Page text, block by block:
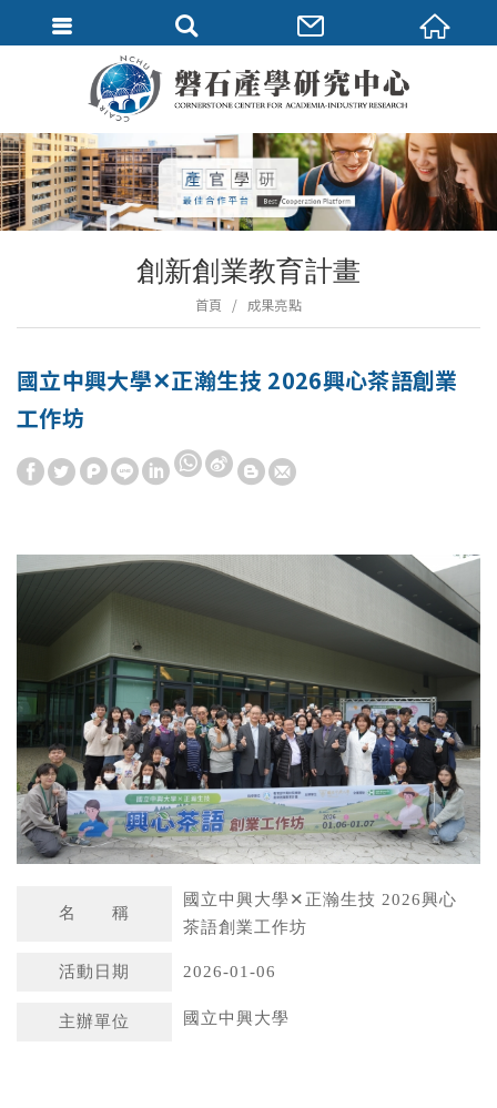
創新創業教育計畫
首頁 成果亮點
國立中興大學✕正瀚生技 2026興心茶語創業
工作坊
a
A
p
p
n
e
i
b
o
名 稱
國立中興大學✕正瀚生技 2026興心
茶語創業工作坊
活動日期 2026-01-06
主辦單位 國立中興大學